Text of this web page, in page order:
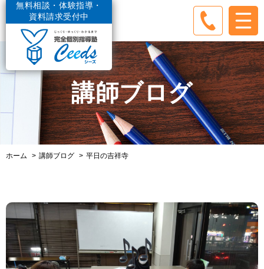
無料相談・体験指導・
資料請求受付中
講師ブログ
ホーム 講師ブログ 平日の吉祥寺